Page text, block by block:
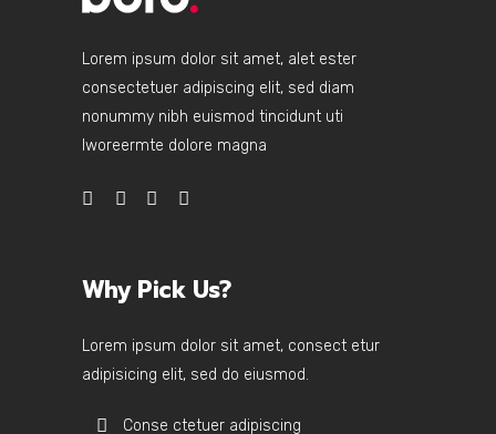
Lorem ipsum dolor sit amet, alet ester
consectetuer adipiscing elit, sed diam
nonummy nibh euismod tincidunt uti
lworeermte dolore magna
Why Pick Us?
Lorem ipsum dolor sit amet, consect etur
adipisicing elit, sed do eiusmod.
Conse ctetuer adipiscing